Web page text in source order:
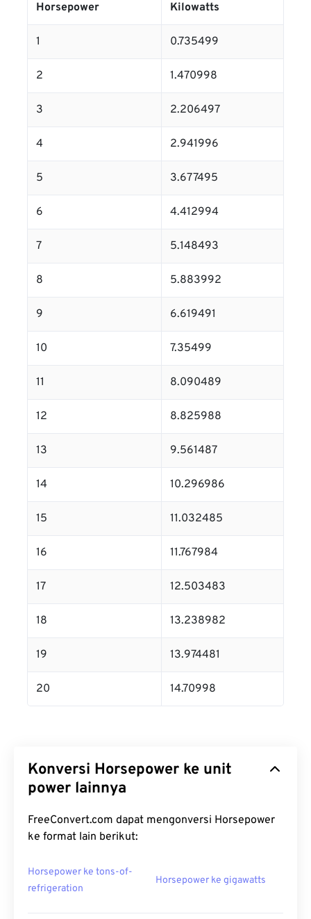
Horsepower Kilowatts
1 0.735499
2 1.470998
3 2.206497
4 2.941996
5 3.677495
6 4.412994
7 5.148493
8 5.883992
9 6.619491
10 7.35499
11 8.090489
12 8.825988
13 9.561487
14 10.296986
15 11.032485
16 11.767984
17 12.503483
18 13.238982
19 13.974481
20 14.70998
Konversi Horsepower ke unit
power lainnya
FreeConvert.com dapat mengonversi Horsepower
ke format lain berikut:
Horsepower ke tons-of-
refrigeration
Horsepower ke gigawatts